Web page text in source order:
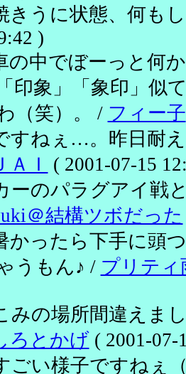
きうに状態、何も
)
の中でぼーっと何
印象」「象印」似
（笑）。 / フィー子
すねぇ…。昨日耐
ＡＩ
( 2001-07-15
ーのパラグアイ戦
＠結構ツボだった
かったら下手に頭
うもん♪ / プリティ
みの場所間違え
ろとかげ( 2001-07-
ごい様子ですねぇ